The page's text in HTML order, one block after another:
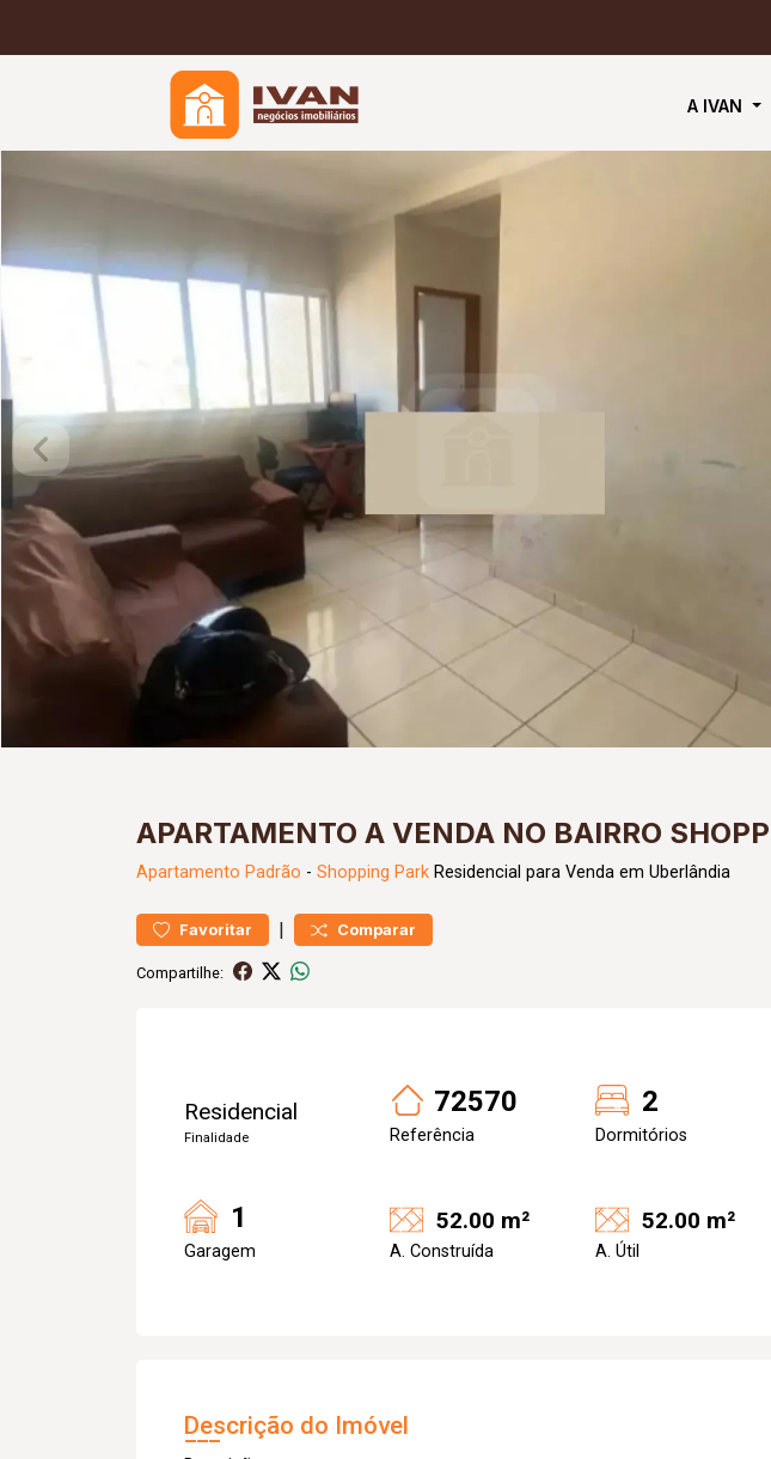
A IVAN
APARTAMENTO A VENDA NO BAIRRO
Apartamento Padrão - Shopping Park Residencial para Venda em Uberlândia
Favoritar | Comparar
Compartilhe:
Residencial
Finalidade
72570
Referência
2
Dormitórios
1
Garagem
52.00 m²
A. Construída
52.00 m²
A. Útil
Descrição do Imóvel